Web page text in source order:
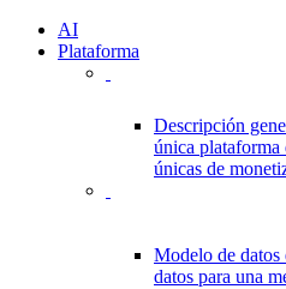
AI
Plataforma
Descripción
única plataforma
únicas de
Modelo de datos
datos para una